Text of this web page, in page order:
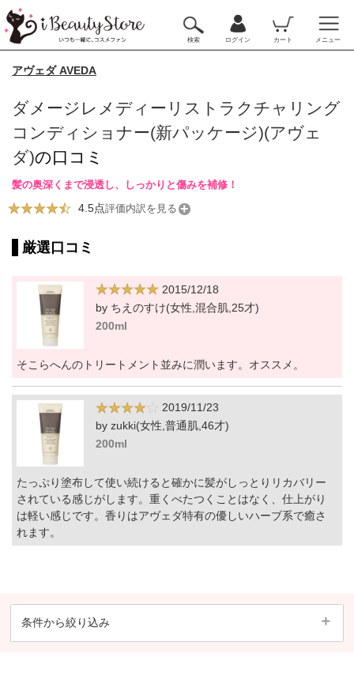
検索 ログイン カート メニュー
アヴェダ AVEDA
ダメージレメディーリストラクチャリング
コンディショナー(新パッケージ)(アヴェ
ダ)の口コミ
髪の奥深くまで浸透し、しっかりと傷みを補修！
4.5点評価内訳を見る
厳選口コミ
2015/12/18
by ちえのすけ(女性,混合肌,25才)
200ml
そこらへんのトリートメント並みに潤います。オススメ。
2019/11/23
by zukki(女性,普通肌,46才)
200ml
たっぷり塗布して使い続けると確かに髪がしっとりリカバリー
されている感じがします。重くべたつくことはなく、仕上がり
は軽い感じです。香りはアヴェダ特有の優しいハーブ系で癒さ
れます。
条件から絞り込み